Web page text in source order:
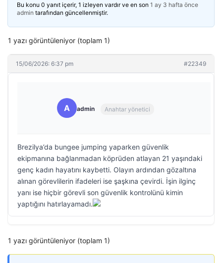
Bu konu 0 yanıt içerir, 1 izleyen vardır ve en son 1 ay 3 hafta önce
admin tarafından güncellenmiştir.
1 yazı görüntüleniyor (toplam 1)
15/06/2026: 6:37 pm #22349
A admin Anahtar yönetici
Brezilya’da bungee jumping yaparken güvenlik
ekipmanına bağlanmadan köprüden atlayan 21 yaşındaki
genç kadın hayatını kaybetti. Olayın ardından gözaltına
alınan görevlilerin ifadeleri ise şaşkına çevirdi. İşin ilginç
yanı ise hiçbir görevli son güvenlik kontrolünü kimin
yaptığını hatırlayamadı.
1 yazı görüntüleniyor (toplam 1)